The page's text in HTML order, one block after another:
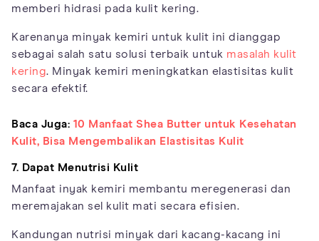
memberi hidrasi pada kulit kering.
Karenanya minyak kemiri untuk kulit ini dianggap
sebagai salah satu solusi terbaik untuk masalah kulit
kering. Minyak kemiri meningkatkan elastisitas kulit
secara efektif.
Baca Juga: 10 Manfaat Shea Butter untuk Kesehatan
Kulit, Bisa Mengembalikan Elastisitas Kulit
7. Dapat Menutrisi Kulit
Manfaat inyak kemiri membantu meregenerasi dan
meremajakan sel kulit mati secara efisien.
Kandungan nutrisi minyak dari kacang-kacang ini